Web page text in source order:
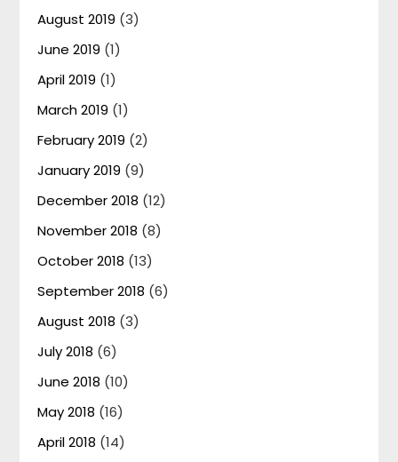
August 2019 (3)
June 2019 (1)
April 2019 (1)
March 2019 (1)
February 2019 (2)
January 2019 (9)
December 2018 (12)
November 2018 (8)
October 2018 (13)
September 2018 (6)
August 2018 (3)
July 2018 (6)
June 2018 (10)
May 2018 (16)
April 2018 (14)